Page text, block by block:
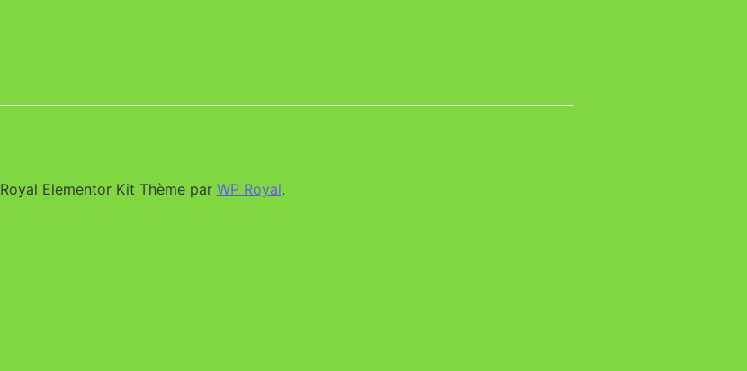
Royal Elementor Kit Thème par WP Royal.